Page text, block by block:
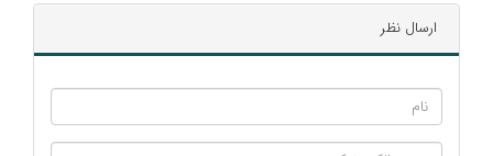
ارسال نظر